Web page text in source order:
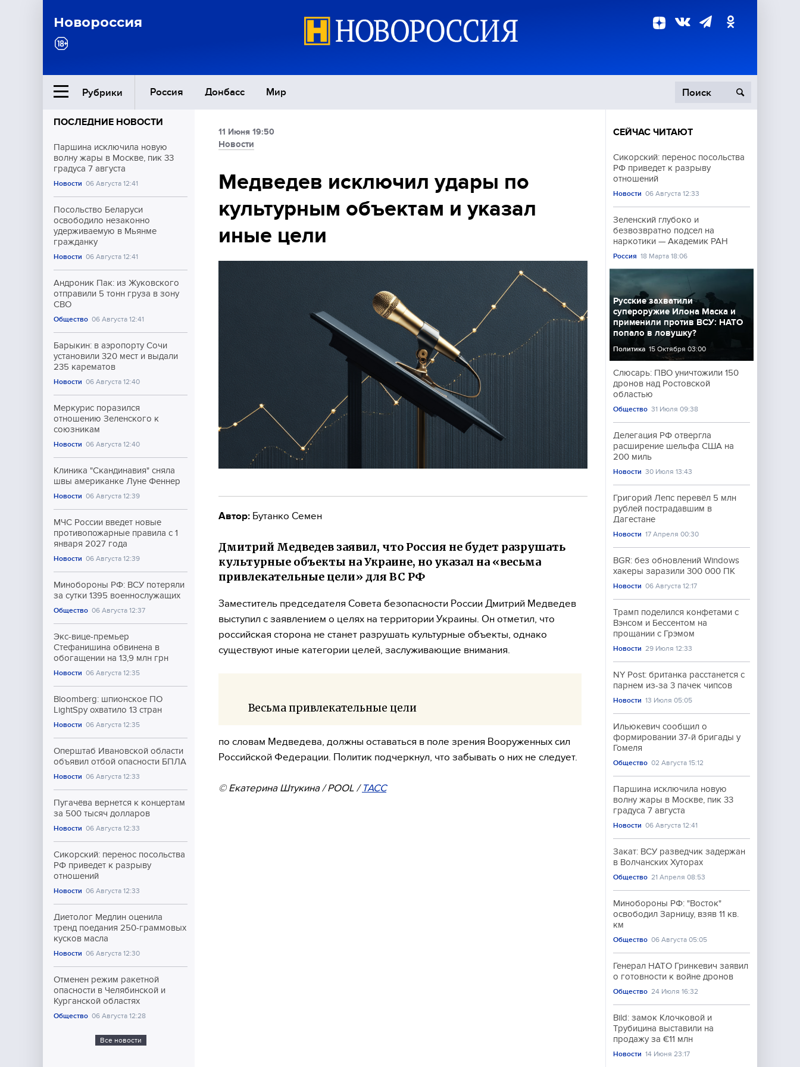
Новороссия
Рубрики Россия Донбасс Мир
Ближний Восток
Общество
Экономика
Происшествия
Культура
Спорт
ПОСЛЕДНИЕ НОВОСТИ
Паршина исключила новую
волну жары в Москве, пик 33
градуса 7 августа
Новости 06 Августа 12:41
Посольство Беларуси
освободило незаконно
удерживаемую в Мьянме
гражданку
Новости 06 Августа 12:41
Андроник Пак: из Жуковского
отправили 5 тонн груза в зону
СВО
Общество 06 Августа 12:41
Барыкин: в аэропорту Сочи
установили 320 мест и выдали
235 карематов
Новости 06 Августа 12:40
Меркурис поразился
отношению Зеленского к
союзникам
Новости 06 Августа 12:40
Клиника "Скандинавия" сняла
швы американке Луне Феннер
Новости 06 Августа 12:39
МЧС России введет новые
противопожарные правила с 1
января 2027 года
Новости 06 Августа 12:39
Минобороны РФ: ВСУ потеряли
за сутки 1395 военнослужащих
Общество 06 Августа 12:37
Экс-вице-премьер
Стефанишина обвинена в
обогащении на 13,9 млн грн
Новости 06 Августа 12:35
Bloomberg: шпионское ПО
LightSpy охватило 13 стран
Новости 06 Августа 12:35
Оперштаб Ивановской области
объявил отбой опасности БПЛА
Новости 06 Августа 12:33
Пугачёва вернется к концертам
за 500 тысяч долларов
Новости 06 Августа 12:33
Сикорский: перенос посольства
РФ приведет к разрыву
отношений
Новости 06 Августа 12:33
Диетолог Медлин оценила
тренд поедания 250-граммовых
кусков масла
Новости 06 Августа 12:30
Отменен режим ракетной
опасности в Челябинской и
Курганской областях
Общество 06 Августа 12:28
Все новости
11 Июня 19:50
Новости
Медведев исключил удары по
культурным объектам и указал
иные цели
Автор: Бутанко Семен
Дмитрий Медведев заявил, что Россия не будет разрушать
культурные объекты на Украине, но указал на «весьма
привлекательные цели» для ВС РФ
Заместитель председателя Совета безопасности России Дмитрий Медведев
выступил с заявлением о целях на территории Украины. Он отметил, что
российская сторона не станет разрушать культурные объекты, однако
существуют иные категории целей, заслуживающие внимания.
Весьма привлекательные цели
по словам Медведева, должны оставаться в поле зрения Вооруженных сил
Российской Федерации. Политик подчеркнул, что забывать о них не следует.
© Екатерина Штукина / POOL / ТАСС
СЕЙЧАС ЧИТАЮТ
Сикорский: перенос посольства
РФ приведет к разрыву
отношений
Новости 06 Августа 12:33
Зеленский глубоко и
безвозвратно подсел на
наркотики — Академик РАН
Россия 18 Марта 18:06
Русские захватили
супероружие Илона Маска и
применили против ВСУ: НАТО
попало в ловушку?
Политика 15 Октября 03:00
Слюсарь: ПВО уничтожили 150
дронов над Ростовской
областью
Общество 31 Июля 09:38
Делегация РФ отвергла
расширение шельфа США на
200 миль
Новости 30 Июля 13:43
Григорий Лепс перевёл 5 млн
рублей пострадавшим в
Дагестане
Новости 17 Апреля 00:30
BGR: без обновлений Windows
хакеры заразили 300 000 ПК
Новости 06 Августа 12:17
Трамп поделился конфетами с
Вэнсом и Бессентом на
прощании с Грэмом
Новости 29 Июля 12:33
NY Post: британка расстанется с
парнем из-за 3 пачек чипсов
Новости 13 Июля 05:05
Ильюкевич сообщил о
формировании 37-й бригады у
Гомеля
Общество 02 Августа 15:12
Паршина исключила новую
волну жары в Москве, пик 33
градуса 7 августа
Новости 06 Августа 12:41
Закат: ВСУ разведчик задержан
в Волчанских Хуторах
Общество 21 Апреля 08:53
Минобороны РФ: "Восток"
освободил Зарницу, взяв 11 кв.
км
Общество 06 Августа 05:05
Генерал НАТО Гринкевич заявил
о готовности к войне дронов
Общество 24 Июля 16:32
Bild: замок Клочковой и
Трубицина выставили на
продажу за €11 млн
Новости 14 Июня 23:17